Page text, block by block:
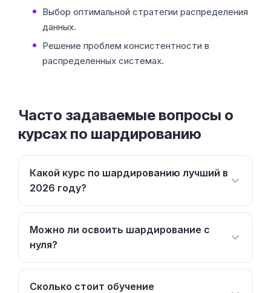
Выбор оптимальной стратегии распределения
данных.
Решение проблем консистентности в
распределенных системах.
Часто задаваемые вопросы о
курсах по шардированию
Какой курс по шардированию лучший в
2026 году?
Можно ли освоить шардирование с
нуля?
Сколько стоит обучение